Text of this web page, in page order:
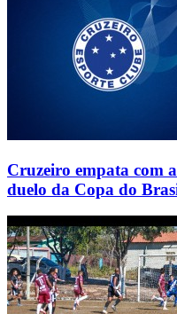
Cruzeiro empata com
duelo da Copa do